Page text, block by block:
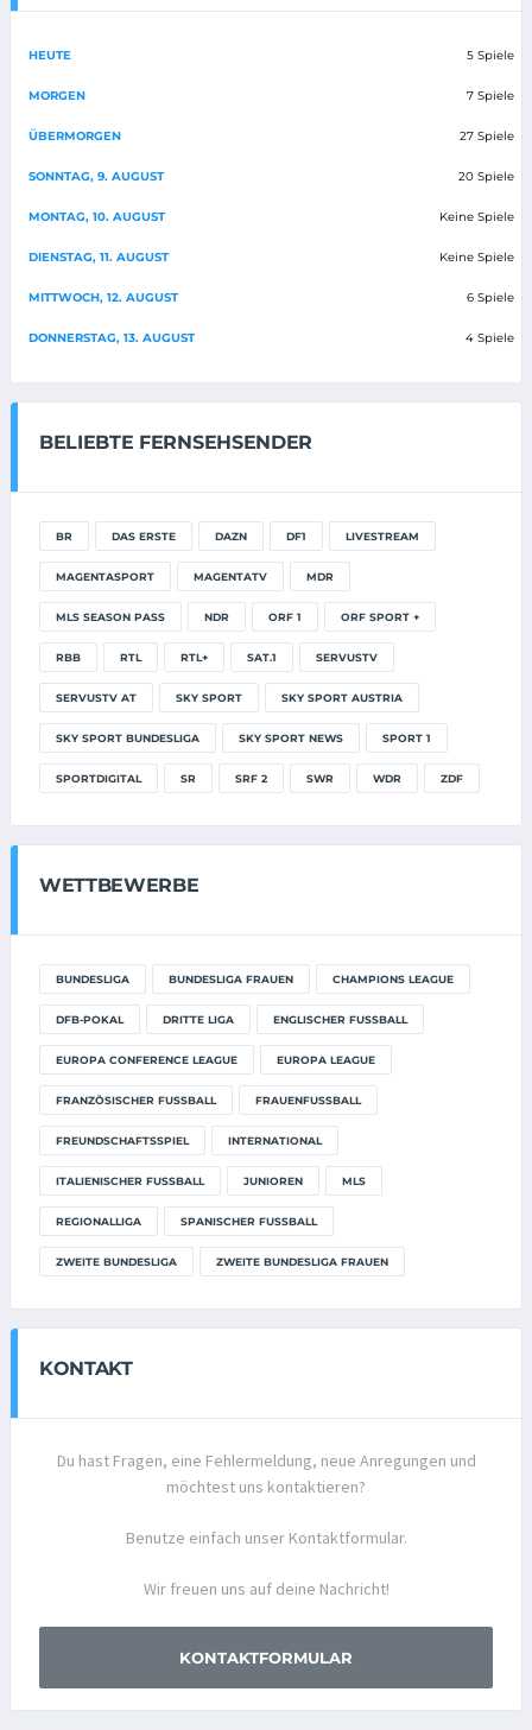
HEUTE 5 Spiele
MORGEN 7 Spiele
ÜBERMORGEN 27 Spiele
SONNTAG, 9. AUGUST 20 Spiele
MONTAG, 10. AUGUST Keine Spiele
DIENSTAG, 11. AUGUST Keine Spiele
MITTWOCH, 12. AUGUST 6 Spiele
DONNERSTAG, 13. AUGUST 4 Spiele
BELIEBTE FERNSEHSENDER
BR DAS ERSTE DAZN DF1 LIVESTREAM
MAGENTASPORT MAGENTATV MDR
MLS SEASON PASS NDR ORF 1 ORF SPORT +
RBB RTL RTL+ SAT.1 SERVUSTV
SERVUSTV AT SKY SPORT SKY SPORT AUSTRIA
SKY SPORT BUNDESLIGA SKY SPORT NEWS SPORT 1
SPORTDIGITAL SR SRF 2 SWR WDR ZDF
WETTBEWERBE
BUNDESLIGA BUNDESLIGA FRAUEN CHAMPIONS LEAGUE
DFB-POKAL DRITTE LIGA ENGLISCHER FUSSBALL
EUROPA CONFERENCE LEAGUE EUROPA LEAGUE
FRANZÖSISCHER FUSSBALL FRAUENFUSSBALL
FREUNDSCHAFTSSPIEL INTERNATIONAL
ITALIENISCHER FUSSBALL JUNIOREN MLS
REGIONALLIGA SPANISCHER FUSSBALL
ZWEITE BUNDESLIGA ZWEITE BUNDESLIGA FRAUEN
KONTAKT
Du hast Fragen, eine Fehlermeldung, neue Anregungen und
möchtest uns kontaktieren?
Benutze einfach unser Kontaktformular.
Wir freuen uns auf deine Nachricht!
KONTAKTFORMULAR